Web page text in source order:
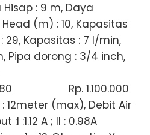
: 9 m, Daya
(m) : 10, Kapasitas
29, Kapasitas : 7 l/min,
Pipa dorong : 3/4 inch,
Rp. 1.100.000
12meter (max), Debit Air
:I :1.12 A ; II : 0.98A